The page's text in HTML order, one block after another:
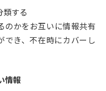
類する
のかをお互いに情報共有
でき、不在時にカバーし
情報